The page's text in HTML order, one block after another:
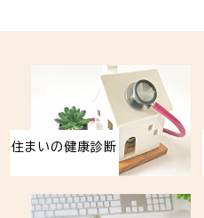
住まいの健康診断